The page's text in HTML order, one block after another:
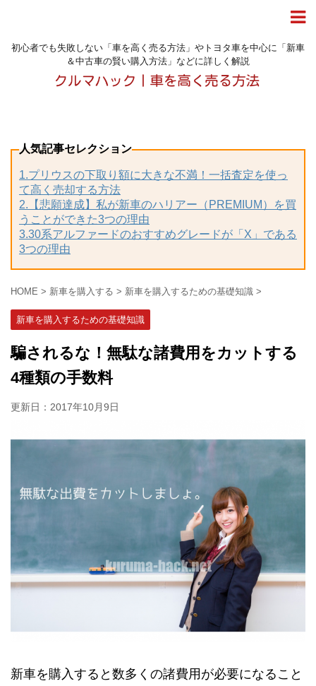
初心者でも失敗しない「車を高く売る方法」やトヨタ車を中心に「新車
＆中古車の賢い購入方法」などに詳しく解説
人気記事セレクション
1.プリウスの下取り額に大きな不満！一括査定を使っ
て高く売却する方法
2.【悲願達成】私が新車のハリアー（PREMIUM）を買
うことができた3つの理由
3.30系アルファードのおすすめグレードが「X」である
3つの理由
HOME > 新車を購入する > 新車を購入するための基礎知識 >
新車を購入するための基礎知識
騙されるな！無駄な諸費用をカットする
4種類の手数料
更新日： 2017年10月9日
新車を購入すると数多くの諸費用が必要になること